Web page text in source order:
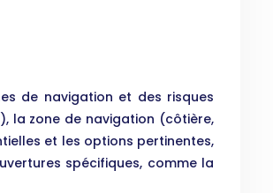
de navigation et des risques
la zone de navigation (côtière,
et les options pertinentes,
spécifiques, comme la